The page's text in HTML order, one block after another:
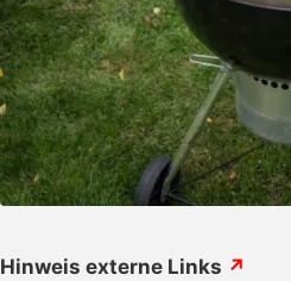
Hinweis externe Links ↗